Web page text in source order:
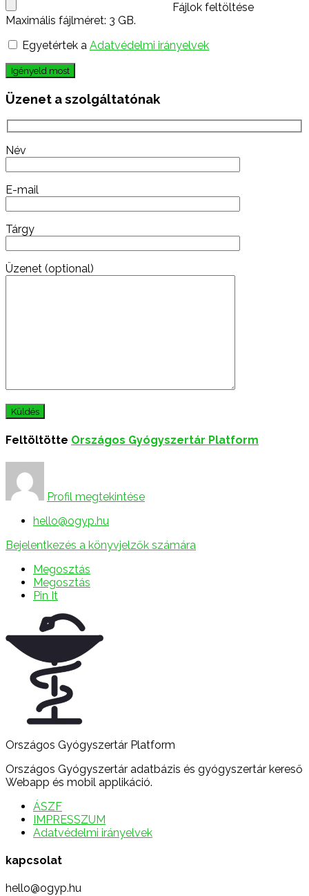
Fájlok feltöltése
Maximális fájlméret: 3 GB.
Egyetértek a Adatvédelmi irányelvek
Igényeld most
Üzenet a szolgáltatónak
Név
E-mail
Tárgy
Üzenet (optional)
Feltöltötte Országos Gyógyszertár Platform
Profil megtekintése
hello@ogyp.hu
Bejelentkezés a könyvjelzők számára
Megosztás
Megosztás
Pin It
Országos Gyógyszertár Platform
Országos Gyógyszertár adatbázis és gyógyszertár kereső
Webapp és mobil applikáció.
ÁSZF
IMPRESSZUM
Adatvédelmi irányelvek
kapcsolat
hello@ogyp.hu